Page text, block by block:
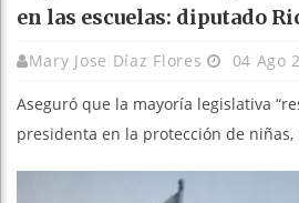
en las escuelas: diputado
Mary Jose Díaz Flores 04 Ago
Aseguró que la mayoría legislativa
presidenta en la protección de niñas,